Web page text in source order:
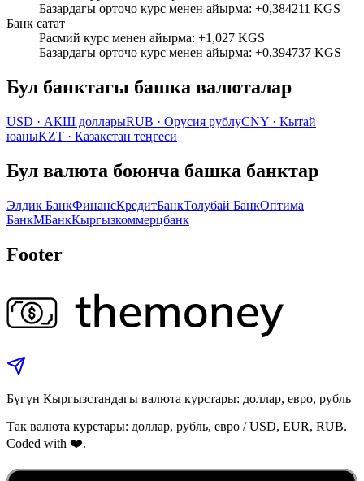
Базардагы орточо курс менен айырма: +0,384211 KGS
Банк сатат
Расмий курс менен айырма: +1,027 KGS
Базардагы орточо курс менен айырма: +0,394737 KGS
Бул банктагы башка валюталар
USD · АКШ долларыRUB · Орусия рублуCNY · Кытай
юаныKZT · Казакстан теңгеси
Бул валюта боюнча башка банктар
Элдик БанкФинансКредитБанкТолубай БанкОптима
БанкМБанкКыргызкоммерцбанк
Footer
Бүгүн Кыргызстандагы валюта курстары: доллар, евро, рубль
Так валюта курстары: доллар, рубль, евро / USD, EUR, RUB.
Coded with ❤️.